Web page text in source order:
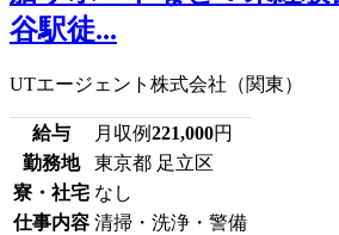
谷駅徒...
UTエージェント株式会社（関東）
給与 月収例221,000円
勤務地
東京都 足立区
寮・社宅 なし
仕事内容 清掃・洗浄・警備